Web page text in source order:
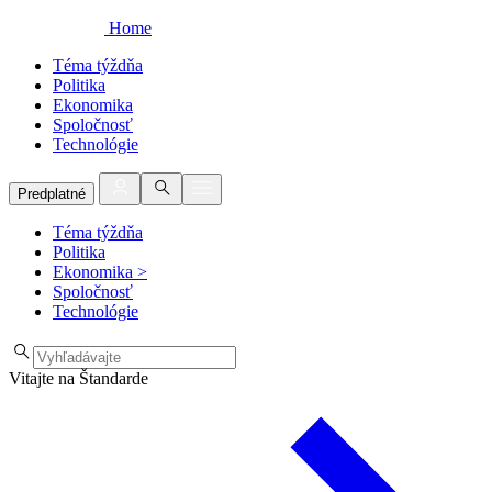
Home
Téma týždňa
Politika
Ekonomika
Spoločnosť
Technológie
Predplatné
Téma týždňa
Politika
Ekonomika >
Spoločnosť
Technológie
Vitajte na Štandarde